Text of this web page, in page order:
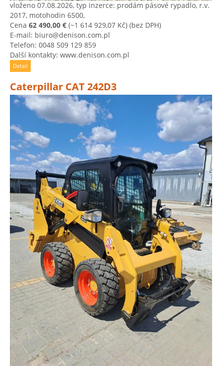
vloženo 07.08.2026, typ inzerce: prodám pásové rypadlo, r.v.
2017, motohodin 6500,
Cena 62 490,00 € (~1 614 929,07 Kč) (bez DPH)
E-mail: biuro@denison.com.pl
Telefon: 0048 509 129 859
Další kontakty: www.denison.com.pl
Detail
Caterpillar CAT 242D3